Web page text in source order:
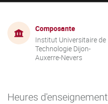
Composante
Institut Universitaire de
Technologie Dijon-
Auxerre-Nevers
Heures d'enseignement